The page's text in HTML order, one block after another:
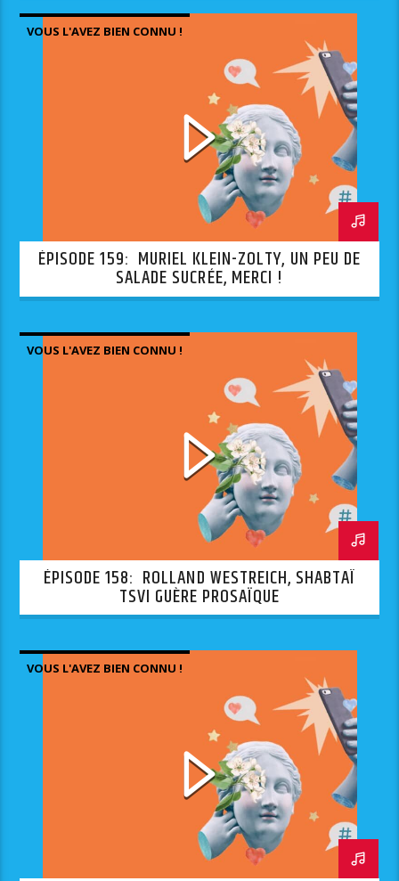
VOUS L'AVEZ BIEN CONNU !
ÉPISODE 159: MURIEL KLEIN-ZOLTY, UN PEU DE
SALADE SUCRÉE, MERCI !
VOUS L'AVEZ BIEN CONNU !
ÉPISODE 158: ROLLAND WESTREICH, SHABTAÏ
TSVI GUÈRE PROSAÏQUE
VOUS L'AVEZ BIEN CONNU !